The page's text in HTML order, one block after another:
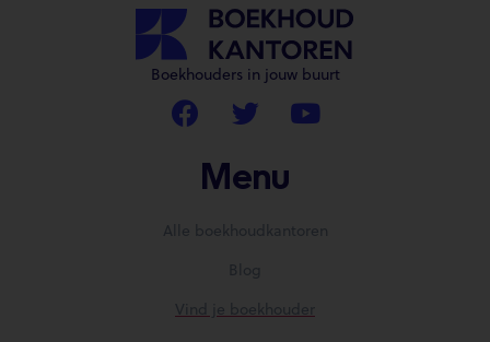
Boekhouders in jouw buurt
Menu
Alle boekhoudkantoren
Blog
Vind je boekhouder